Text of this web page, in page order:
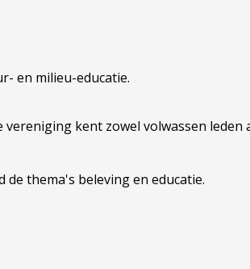
en milieu-educatie.
kent zowel volwassen leden
thema's beleving en educatie.